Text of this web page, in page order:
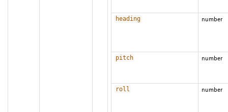
heading number
pitch number
roll number